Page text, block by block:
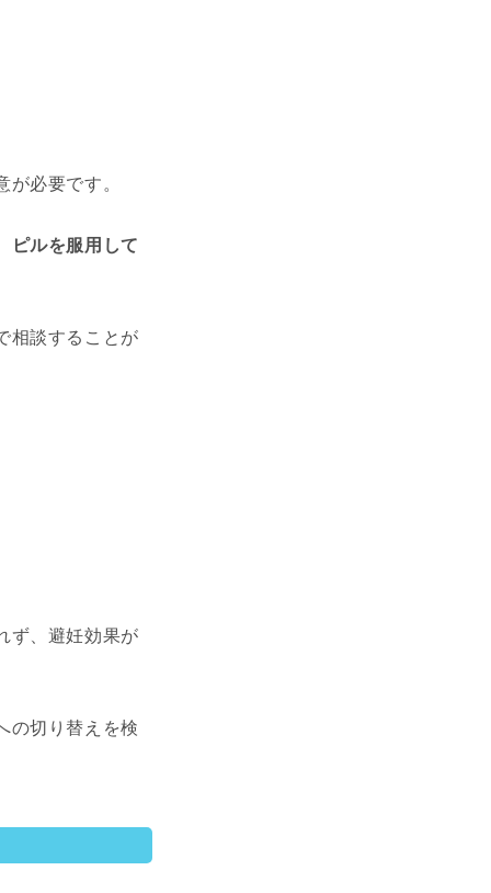
必要です。
ピルを服用して
相談することが
ず、避妊効果が
の切り替えを検